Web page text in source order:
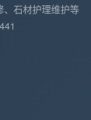
、石材护理维护等